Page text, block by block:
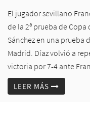
El jugador sevillano
de la 2ª prueba de
Sánchez en una prueba
Madrid. Díaz volvió a
victoria por 7-4 ante
LEER MÁS